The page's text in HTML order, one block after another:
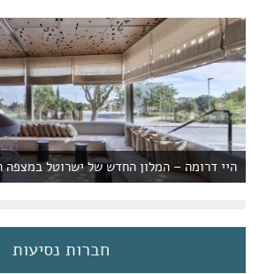
היי דרומה – המלון החדש של ישרוטל במצפה
חברות נסיעות